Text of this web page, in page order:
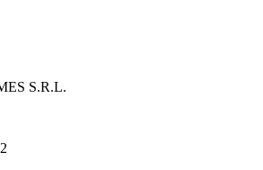
S.R.L.